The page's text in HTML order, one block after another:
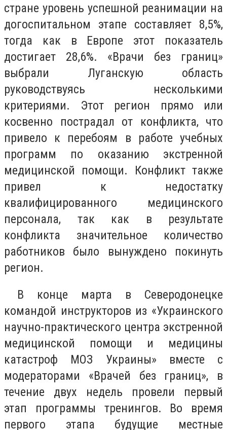
стране уровень успешной реанимации на
догоспитальном этапе составляет 8,5%,
тогда как в Европе этот показатель
достигает 28,6%. «Врачи без границ»
выбрали Луганскую область
руководствуясь несколькими
критериями. Этот регион прямо или
косвенно пострадал от конфликта, что
привело к перебоям в работе учебных
программ по оказанию экстренной
медицинской помощи. Конфликт также
привел к недостатку
квалифицированного медицинского
персонала, так как в результате
конфликта значительное количество
работников было вынуждено покинуть
регион.
В конце марта в Северодонецке
командой инструкторов из «Украинского
научно-практического центра экстренной
медицинской помощи и медицины
катастроф МОЗ Украины» вместе с
модераторами «Врачей без границ», в
течение двух недель провели первый
этап программы тренингов. Во время
первого этапа будущие местные